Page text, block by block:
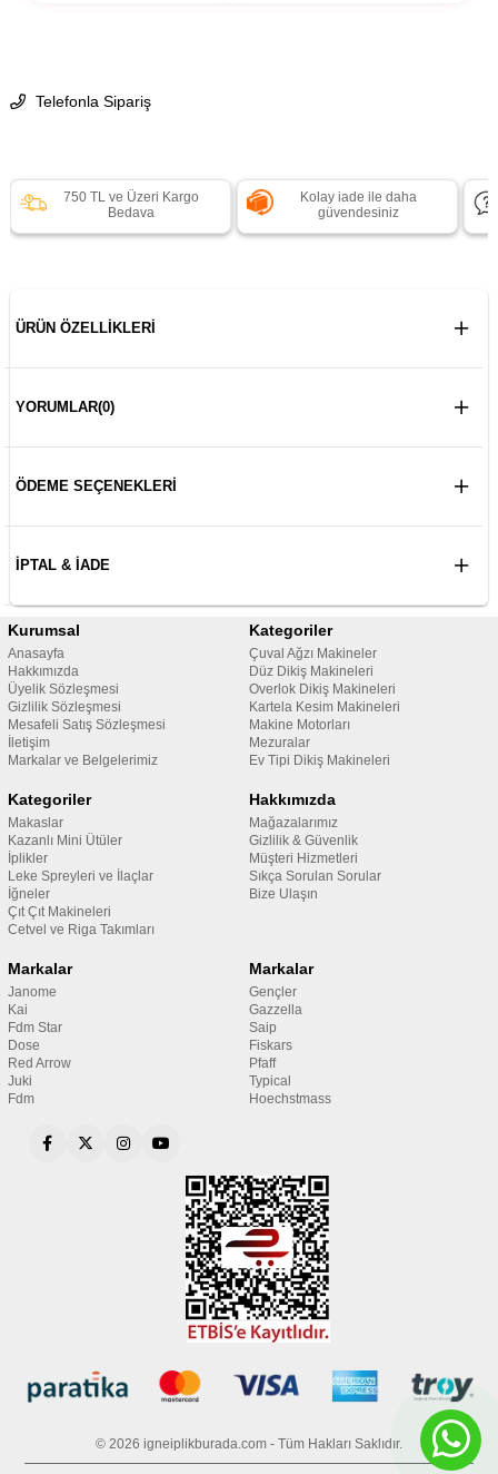
Telefonla Sipariş
750 TL ve Üzeri Kargo
Bedava
Kolay iade ile daha
güvendesiniz
ÜRÜN ÖZELLIKLERI
YORUMLAR(0)
ÖDEME SEÇENEKLERI
İPTAL & İADE
Kurumsal
Anasayfa
Hakkımızda
Üyelik Sözleşmesi
Gizlilik Sözleşmesi
Mesafeli Satış Sözleşmesi
İletişim
Markalar ve Belgelerimiz
Kategoriler
Çuval Ağzı Makineler
Düz Dikiş Makineleri
Overlok Dikiş Makineleri
Kartela Kesim Makineleri
Makine Motorları
Mezuralar
Ev Tipi Dikiş Makineleri
Kategoriler
Makaslar
Kazanlı Mini Ütüler
İplikler
Leke Spreyleri ve İlaçlar
İğneler
Çıt Çıt Makineleri
Cetvel ve Riga Takımları
Hakkımızda
Mağazalarımız
Gizlilik & Güvenlik
Müşteri Hizmetleri
Sıkça Sorulan Sorular
Bize Ulaşın
Markalar
Janome
Kai
Fdm Star
Dose
Red Arrow
Juki
Fdm
Markalar
Gençler
Gazzella
Saip
Fiskars
Pfaff
Typical
Hoechstmass
© 2026 igneiplikburada.com - Tüm Hakları Saklıdır.